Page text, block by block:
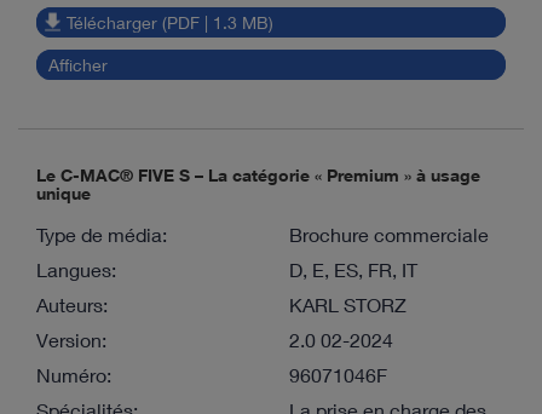
Télécharger (PDF | 1.3 MB)
Afficher
Le C-MAC® FIVE S – La catégorie « Premium » à usage
unique
Type de média:
Brochure commerciale
Langues:
D, E, ES, FR, IT
Auteurs:
KARL STORZ
Version:
2.0 02-2024
Numéro:
96071046F
Spécialités:
La prise en charge des